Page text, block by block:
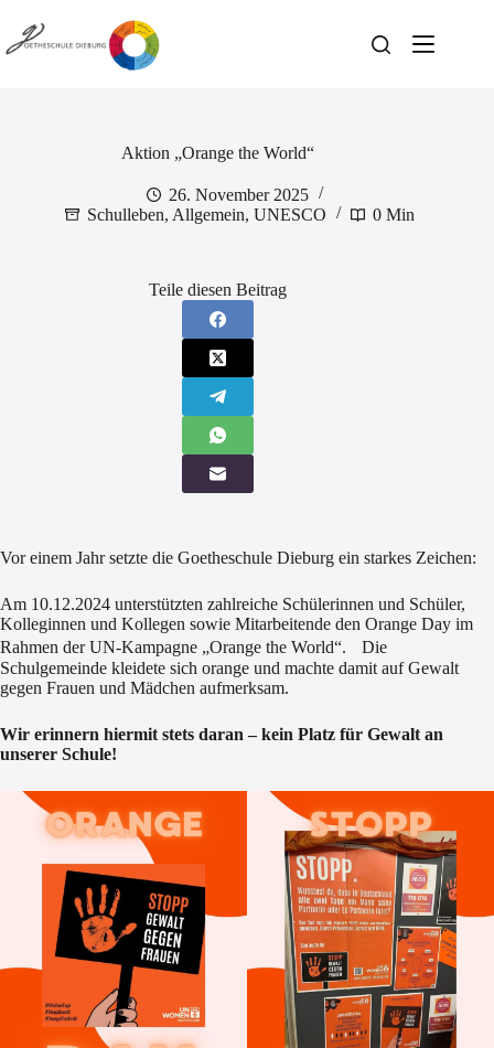
Inhalt
springen
Aktion „Orange the World“
26. November 2025
Schulleben, Allgemein, UNESCO 0 Min
Teile diesen Beitrag
Vor einem Jahr setzte die Goetheschule Dieburg ein starkes Zeichen:
Am 10.12.2024 unterstützten zahlreiche Schülerinnen und Schüler,
Kolleginnen und Kollegen sowie Mitarbeitende den Orange Day im
Rahmen der UN-Kampagne „Orange the World“. Die
Schulgemeinde kleidete sich orange und machte damit auf Gewalt
gegen Frauen und Mädchen aufmerksam.
Wir erinnern hiermit stets daran – kein Platz für Gewalt an
unserer Schule!